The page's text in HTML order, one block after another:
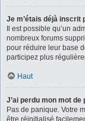
Je m’étais déjà inscrit
Il est possible qu’un
nombreux forums
pour réduire leur base
participez plus
Haut
J’ai perdu mon mot de
Pas de panique. Votre
être réinitialisé